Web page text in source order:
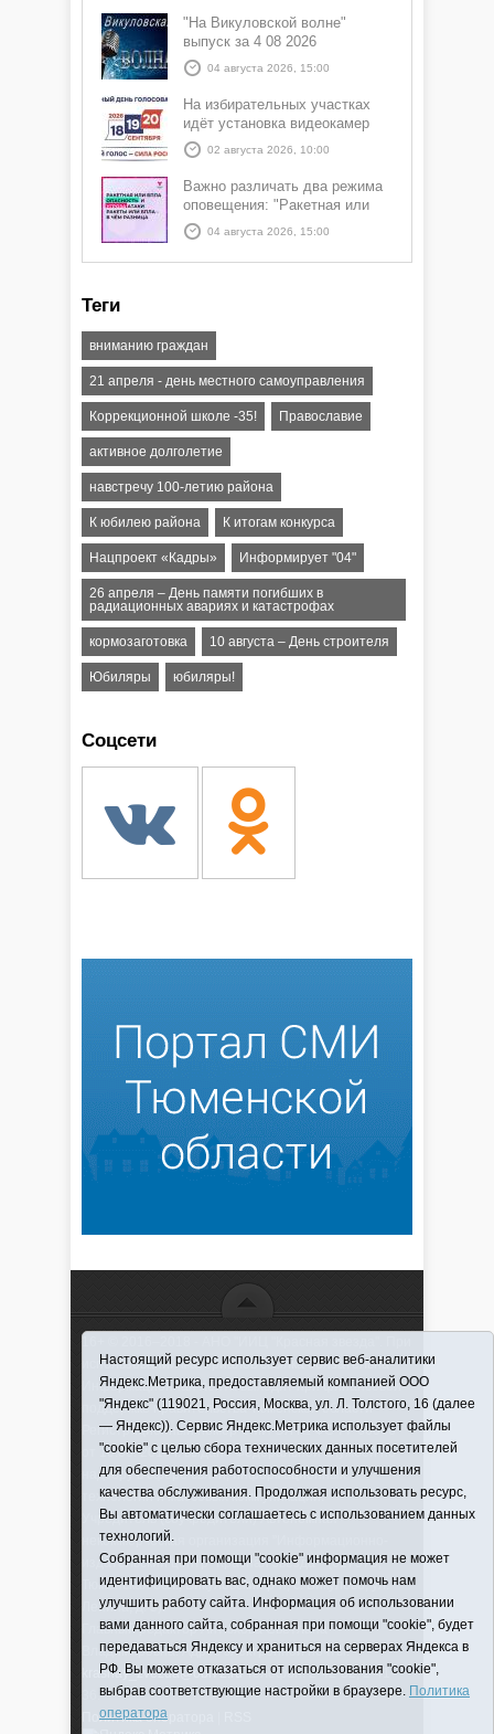
"На Викуловской волне"
выпуск за 4 08 2026
04 августа 2026, 15:00
На избирательных участках
идёт установка видеокамер
02 августа 2026, 10:00
Важно различать два режима
оповещения: "Ракетная или
БПЛА опасность" и "Угроза
атаки ракеты или БПЛА"
04 августа 2026, 15:00
Теги
вниманию граждан
21 апреля - день местного самоуправления
Коррекционной школе -35! Православие
активное долголетие
навстречу 100-летию района
К юбилею района К итогам конкурса
Нацпроект «Кадры» Информирует "04"
26 апреля – День памяти погибших в
радиационных авариях и катастрофах
кормозаготовка 10 августа – День строителя
Юбиляры юбиляры!
Соцсети
использовании материалов ссылка обязательна
Информационная лента выходит при финансовой
поддержке правительства Тюменской области
Регистрационный номер СМИ ЭЛ № ФС 77-66066
от 10.06. 2016 г. выдано Федеральной службой по
надзору в сфере связи, информационных
технологий и массовых коммуникаций.
Учредитель (соучредители) Автономная
некоммерческая организация "Информационно-
издательский центр "Красная звезда"" (627570,
Тюменская обл., Викуловский р-н, с. Викулово, ул.
Ленина, д. 5).
Главный редактор Антюхова Светлана
Владимировна. Адрес электронной почты:
krasnay_zvezda@obl72.ruТелефон: 2-42-32; 2-41-
36.
Политика оператора
Настоящий ресурс использует сервис веб-аналитики
Яндекс.Метрика, предоставляемый компанией ООО
"Яндекс" (119021, Россия, Москва, ул. Л. Толстого, 16 (далее
— Яндекс)). Сервис Яндекс.Метрика использует файлы
"cookie" с целью сбора технических данных посетителей
для обеспечения работоспособности и улучшения
качества обслуживания. Продолжая использовать ресурс,
Вы автоматически соглашаетесь с использованием данных
технологий.
Собранная при помощи "cookie" информация не может
идентифицировать вас, однако может помочь нам
улучшить работу сайта. Информация об использовании
вами данного сайта, собранная при помощи "cookie", будет
передаваться Яндексу и храниться на серверах Яндекса в
РФ. Вы можете отказаться от использования "cookie",
выбрав соответствующие настройки в браузере. Политика
оператора